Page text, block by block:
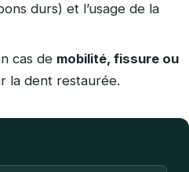
durs) et l’usage de la
cas de mobilité, fissure ou
la dent restaurée.